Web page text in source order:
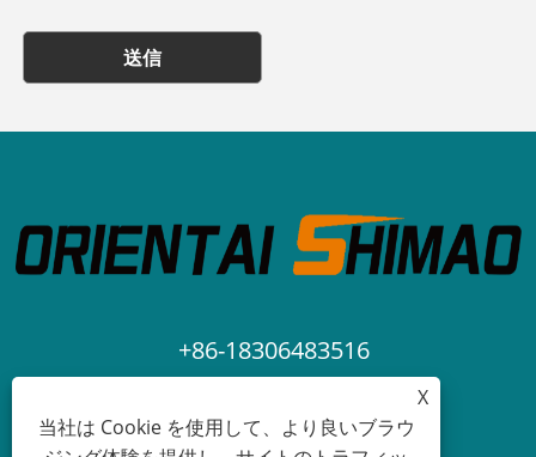
送信
+86-18306483516
jack@qdshimaogroup.comX
当社は Cookie を使用して、より良いブラウ